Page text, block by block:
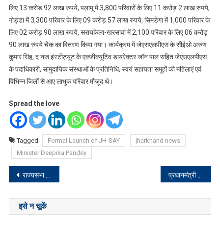
लिए 13 करोड़ 92 लाख रुपये, पलामू में 3,800 परिवारों के लिए 11 करोड़ 2 लाख रुपये,
गोड्डा में 3,300 परिवार के लिए 09 करोड़ 57 लाख रुपये, सिमडेगा में 1,000 परिवार के
लिए 02 करोड़ 90 लाख रुपये, सरायकेला-खरसावां में 2,100 परिवार के लिए 06 करोड़
90 लाख रुपये चेक का वितरण किया गया। कार्यक्रम में जेएसएलपीएस के सीईओ अरुण
कुमार सिंह, द नज इंस्टीट्यूट के एक्जीक्यूटिव डायरेक्टर जॉन पाल सहित जेएसएलपीएस
के पदाधिकारी, सामुदायिक संस्थाओं के प्रतिनिधि, स्वयं सहायता समूहों की महिलाएं एवं
विभिन्न जिलों से आए लाभुक परिवार मौजूद थे।
Spread the love
Tagged Formal Launch of JH-SAY
jharkhand news
Minister Deepika Pandey
Post
navigation
राज्यसभा की 24 सीटों पर चुनाव और दो पर उपचुनाव की घोषणा, 18 जून को मतदान
इसे न चूकें